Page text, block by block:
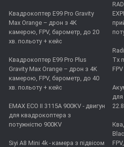
Квадрокоптер E99 Pro Gravity
Max Orange – дрон з 4K
камерою, FPV, барометр, до 20
хв. польоту + кейс
Квадрокоптер E99 Pro Plus
Gravity Max Orange – дрон з 4K
камерою, FPV, барометр, до 40
хв. польоту + кейс
EMAX ECO II 3115А 900KV - двигун
для квадрокоптера з
потужністю 900KV
Siyi A8 Mini 4k - камера з підвісом
Tx
для